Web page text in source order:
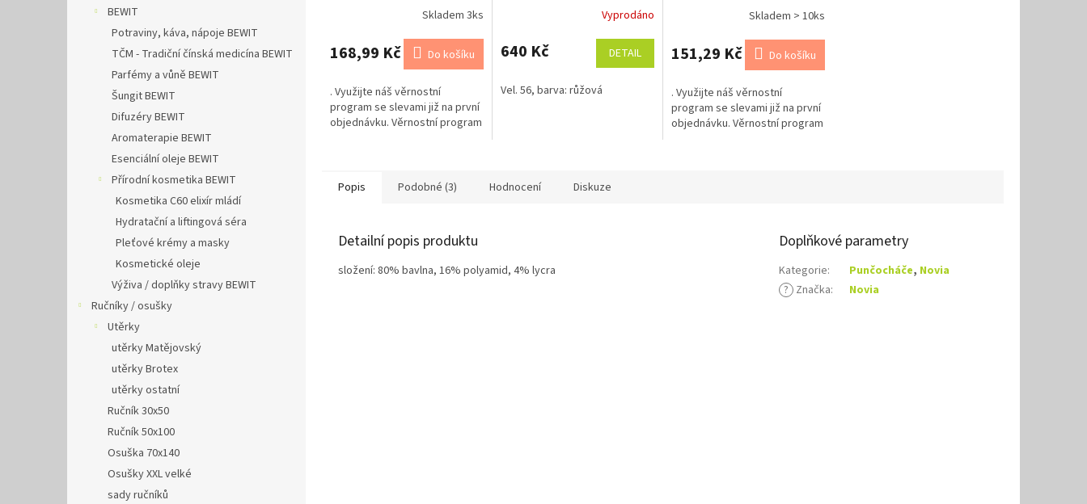
BEWIT
Potraviny, káva, nápoje BEWIT
TČM - Tradiční čínská medicína BEWIT
Parfémy a vůně BEWIT
Šungit BEWIT
Difuzéry BEWIT
Aromaterapie BEWIT
Esenciální oleje BEWIT
Přírodní kosmetika BEWIT
Kosmetika C60 elixír mládí
Hydratační a liftingová séra
Pleťové krémy a masky
Kosmetické oleje
Výživa / doplňky stravy BEWIT
Ručníky / osušky
Utěrky
utěrky Matějovský
utěrky Brotex
utěrky ostatní
Ručník 30x50
Ručník 50x100
Osuška 70x140
Osušky XXL velké
sady ručníků
Skladem 3ks
168,99 Kč Do košíku
. Využijte náš věrnostní
program se slevami již na první
objednávku. Věrnostní program
Vyprodáno
640 Kč DETAIL
Vel. 56, barva: růžová
Skladem > 10ks
151,29 Kč Do košíku
. Využijte náš věrnostní
program se slevami již na první
objednávku. Věrnostní program
Popis Podobné (3) Hodnocení Diskuze
Detailní popis produktu
složení: 80% bavlna, 16% polyamid, 4% lycra
Doplňkové parametry
Kategorie: Punčocháče, Novia
? Značka: Novia